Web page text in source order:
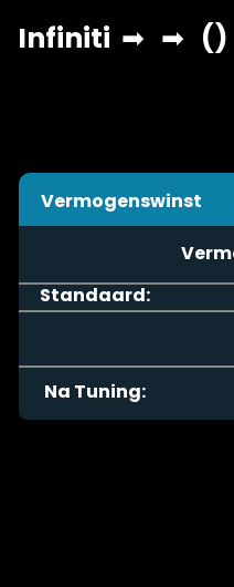
Vermogenswinst
Standaard:
Na Tuning: